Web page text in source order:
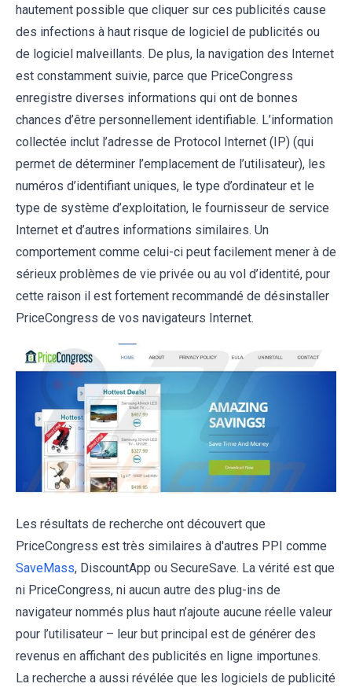
hautement possible que cliquer sur ces publicités cause
des infections à haut risque de logiciel de publicités ou
de logiciel malveillants. De plus, la navigation des Internet
est constamment suivie, parce que PriceCongress
enregistre diverses informations qui ont de bonnes
chances d’être personnellement identifiable. L’information
collectée inclut l’adresse de Protocol Internet (IP) (qui
permet de déterminer l’emplacement de l’utilisateur), les
numéros d’identifiant uniques, le type d’ordinateur et le
type de système d’exploitation, le fournisseur de service
Internet et d’autres informations similaires. Un
comportement comme celui-ci peut facilement mener à de
sérieux problèmes de vie privée ou au vol d’identité, pour
cette raison il est fortement recommandé de désinstaller
PriceCongress de vos navigateurs Internet.
Les résultats de recherche ont découvert que
PriceCongress est très similaires à d'autres PPI comme
SaveMass, DiscountApp ou SecureSave. La vérité est que
ni PriceCongress, ni aucun autre des plug-ins de
navigateur nommés plus haut n’ajoute aucune réelle valeur
pour l’utilisateur – leur but principal est de générer des
revenus en affichant des publicités en ligne importunes.
La recherche a aussi révélée que les logiciels de publicité